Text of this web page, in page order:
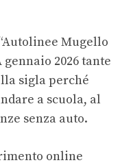
Mugello
gennaio 2026 tante
sigla perché
a scuola, al
senza auto.
online